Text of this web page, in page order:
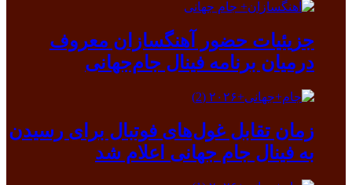
جزیئیات حضور آهنگسازان معروف
درمیان برنامه فینال جام‌جهانی
زمان تقابل غول‌های فوتبال برای رسیدن
به فینال جام جهانی اعلام شد